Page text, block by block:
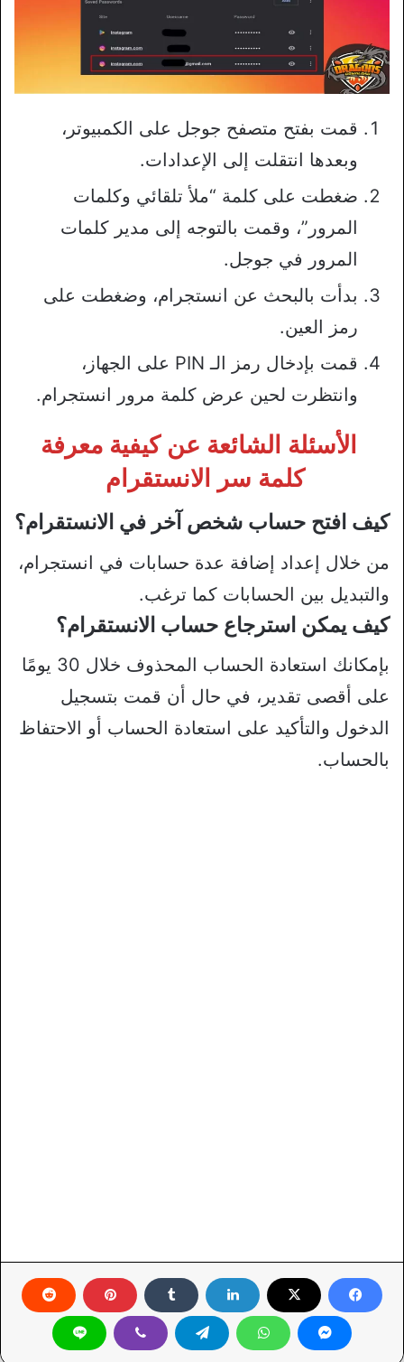
قمت بفتح متصفح جوجل على الكمبيوتر،
وبعدها انتقلت إلى الإعدادات.
ضغطت على كلمة “ملأ تلقائي وكلمات
المرور”، وقمت بالتوجه إلى مدير كلمات
المرور في جوجل.
بدأت بالبحث عن انستجرام، وضغطت على
رمز العين.
قمت بإدخال رمز الـ PIN على الجهاز،
وانتظرت لحين عرض كلمة مرور انستجرام.
الأسئلة الشائعة عن كيفية معرفة
كلمة سر الانستقرام
كيف افتح حساب شخص آخر في الانستقرام؟
من خلال إعداد إضافة عدة حسابات في انستجرام،
والتبديل بين الحسابات كما ترغب.
كيف يمكن استرجاع حساب الانستقرام؟
بإمكانك استعادة الحساب المحذوف خلال 30 يومًا
على أقصى تقدير، في حال أن قمت بتسجيل
الدخول والتأكيد على استعادة الحساب أو الاحتفاظ
بالحساب.